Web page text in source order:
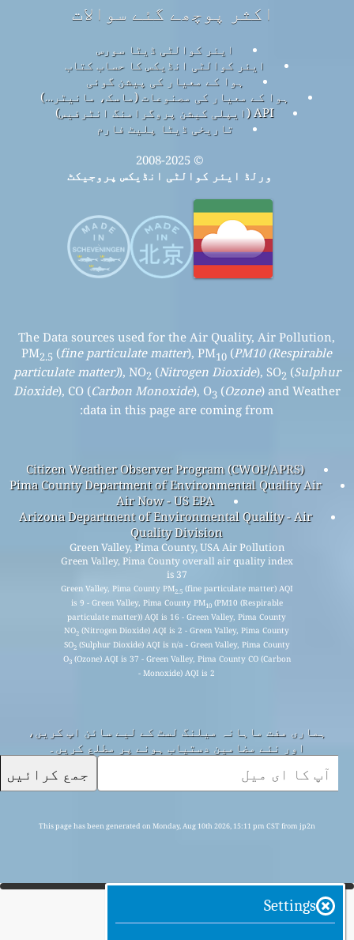
اکثر پوچھے گئے سوالات
ایئر کوالٹی ڈیٹا سورس
ایئر کوالٹی انڈیکس کا حساب کتاب
ہوا کے معیار کی پیشن گوئی
ہوا کے معیار کی مصنوعات (ماسک، مانیٹر…)
API (ایپلی کیشن پروگرامنگ انٹرفیس)
تاریخی ڈیٹا پلیٹ فارم
© 2008-2025
ورلڈ ایئر کوالٹی انڈیکس پروجیکٹ
The Data sources used for the Air Quality, Air Pollution,
PM2.5(fine particulate matter), PM10(PM10 (Respirable
particulate matter)), NO2 (Nitrogen Dioxide), SO2 (Sulphur
Dioxide), CO (Carbon Monoxide), O3 (Ozone ) and Weather
data in this page are coming from:
Citizen Weather Observer Program (CWOP/APRS)
Pima County Department of Environmental Quality Air
Air Now - US EPA
Arizona Department of Environmental Quality - Air
Quality Division
Green Valley, Pima County, USA Air Pollution
Green Valley, Pima County overall air quality index
is 37
Green Valley, Pima County PM2.5(fine particulate matter) AQI
is 9 - Green Valley, Pima County PM10(PM10 (Respirable
particulate matter)) AQI is 16 - Green Valley, Pima County
NO 2(Nitrogen Dioxide) AQI is 2 - Green Valley, Pima County
SO 2(Sulphur Dioxide) AQI is n/a - Green Valley, Pima County
O 3(Ozone) AQI is 37 - Green Valley, Pima County CO (Carbon
Monoxide) AQI is 2 -
ہماری مفت ماہانہ میلنگ لسٹ کے لیے سائن اپ کریں،
اور نئے مضامین دستیاب ہونے پر مطلع کریں۔
جمع کرائیں
This page has been generated on Monday, Aug 10th 2026, 15:11 pm CST from jp2n
Settings